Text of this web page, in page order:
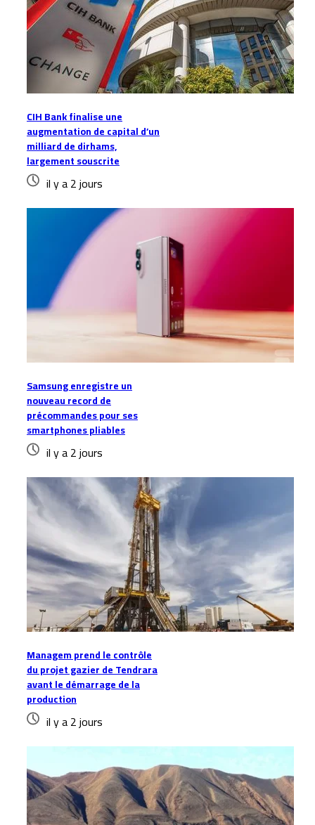
CIH Bank finalise une
augmentation de capital d’un
milliard de dirhams,
largement souscrite
il y a 2 jours
Samsung enregistre un
nouveau record de
précommandes pour ses
smartphones pliables
il y a 2 jours
Managem prend le contrôle
du projet gazier de Tendrara
avant le démarrage de la
production
il y a 2 jours